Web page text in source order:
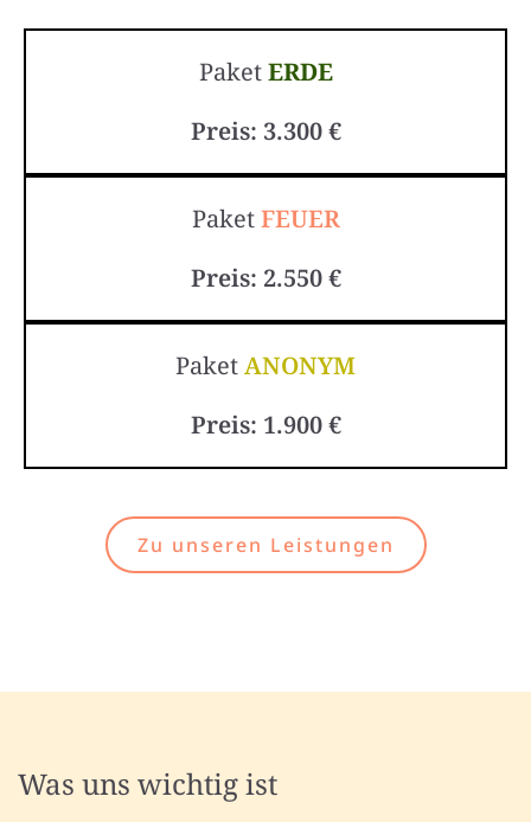
PaketERDE
Preis: 3.300 €
PaketFEUER
Preis: 2.550 €
PaketANONYM
Preis: 1.900 €
Zu unseren Leistungen
Was uns wichtig ist